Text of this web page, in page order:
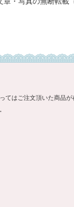
はご注文頂いた商品